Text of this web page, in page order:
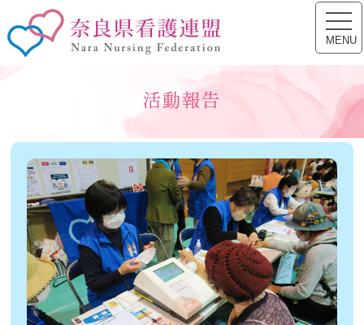
奈良県看護連盟
MENU
活動報告